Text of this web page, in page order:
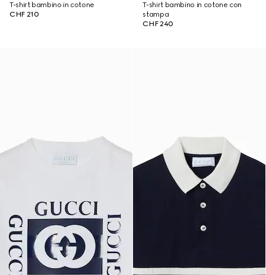
T-shirt bambino in cotone
CHF 210
T-shirt bambino in cotone con
stampa
CHF 240